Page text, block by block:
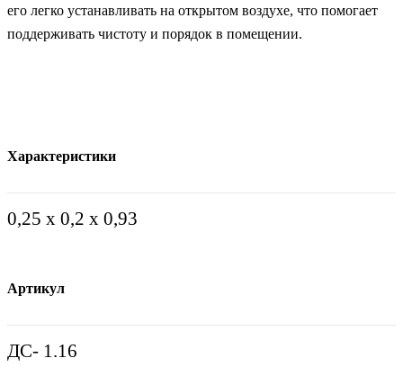
его легко устанавливать на открытом воздухе, что помогает
поддерживать чистоту и порядок в помещении.
Характеристики
0,25 х 0,2 х 0,93
Артикул
ДС- 1.16